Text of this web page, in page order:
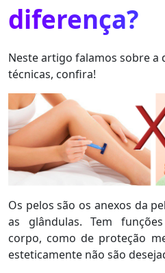
diferença?
Neste artigo falamos sobre a
técnicas, confira!
Os pelos são os anexos da
as glândulas. Tem
corpo, como de proteção
esteticamente não são